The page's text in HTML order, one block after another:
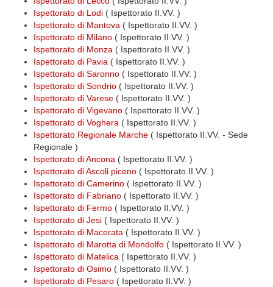
Ispettorato di Lodi ( Ispettorato II.VV. )
Ispettorato di Mantova ( Ispettorato II.VV. )
Ispettorato di Milano ( Ispettorato II.VV. )
Ispettorato di Monza ( Ispettorato II.VV. )
Ispettorato di Pavia ( Ispettorato II.VV. )
Ispettorato di Saronno ( Ispettorato II.VV. )
Ispettorato di Sondrio ( Ispettorato II.VV. )
Ispettorato di Varese ( Ispettorato II.VV. )
Ispettorato di Vigevano ( Ispettorato II.VV. )
Ispettorato di Voghera ( Ispettorato II.VV. )
Ispettorato Regionale Marche ( Ispettorato II.VV. - Sede
Regionale )
Ispettorato di Ancona ( Ispettorato II.VV. )
Ispettorato di Ascoli piceno ( Ispettorato II.VV. )
Ispettorato di Camerino ( Ispettorato II.VV. )
Ispettorato di Fabriano ( Ispettorato II.VV. )
Ispettorato di Fermo ( Ispettorato II.VV. )
Ispettorato di Jesi ( Ispettorato II.VV. )
Ispettorato di Macerata ( Ispettorato II.VV. )
Ispettorato di Marotta di Mondolfo ( Ispettorato II.VV. )
Ispettorato di Matelica ( Ispettorato II.VV. )
Ispettorato di Osimo ( Ispettorato II.VV. )
Ispettorato di Pesaro ( Ispettorato II.VV. )